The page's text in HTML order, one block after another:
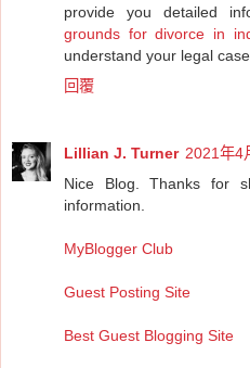
provide you detailed
grounds for divorce in
understand your legal case.
回覆
Lillian J. Turner 2021年4
Nice Blog. Thanks for
information.
MyBlogger Club
Guest Posting Site
Best Guest Blogging Site